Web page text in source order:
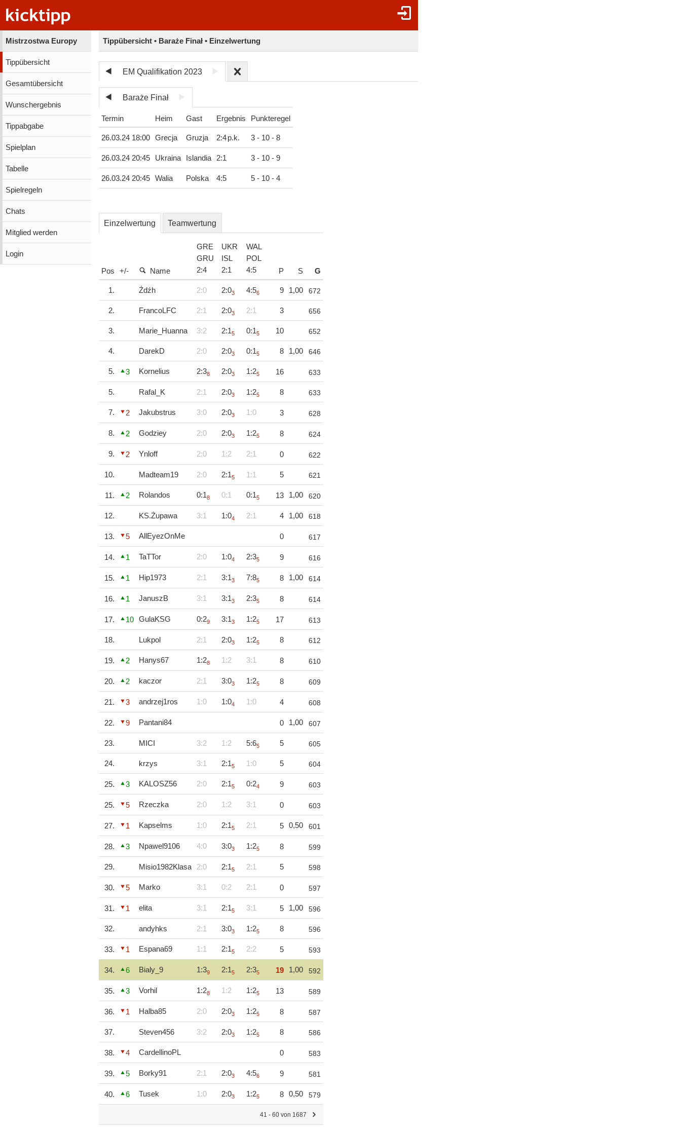
Mistrzostwa Europy
Tippübersicht
Gesamtübersicht
Wunschergebnis
Tippabgabe
Spielplan
Tabelle
Spielregeln
Chats
Mitglied werden
Login
Tippübersicht • Baraże Finał • Einzelwertung
EM Qualifikation 2023
Baraże Finał
Termin Heim Gast Ergebnis Punkteregel
26.03.24 18:00 Grecja Gruzja 2:4 p.k. 3 - 10 - 8
26.03.24 20:45 Ukraina Islandia 2:1 3 - 10 - 9
26.03.24 20:45 Walia Polska 4:5 5 - 10 - 4
Einzelwertung Teamwertung
Pos +/- Name
GRE
GRU
2:4
UKR
ISL
2:1
WAL
POL
4:5 P S G
1. Źdźh 2:0 2:03 4:56 9 1,00 672
2. FrancoLFC 2:1 2:03 2:1 3 656
3. Marie_Huanna 3:2 2:15 0:15 10 652
4. DarekD 2:0 2:03 0:15 8 1,00 646
5. 3 Kornelius 2:38 2:03 1:25 16 633
5. Rafal_K 2:1 2:03 1:25 8 633
7. 2 Jakubstrus 3:0 2:03 1:0 3 628
8. 2 Godziey 2:0 2:03 1:25 8 624
9. 2 Ynloff 2:0 1:2 2:1 0 622
10. Madteam19 2:0 2:15 1:1 5 621
11. 2 Rolandos 0:18 0:1 0:15 13 1,00 620
12. KS.Żupawa 3:1 1:04 2:1 4 1,00 618
13. 5 AllEyezOnMe 0 617
14. 1 TaTTor 2:0 1:04 2:35 9 616
15. 1 Hip1973 2:1 3:13 7:85 8 1,00 614
16. 1 JanuszB 3:1 3:13 2:35 8 614
17. 10 GulaKSG 0:29 3:13 1:25 17 613
18. Lukpol 2:1 2:03 1:25 8 612
19. 2 Hanys67 1:28 1:2 3:1 8 610
20. 2 kaczor 2:1 3:03 1:25 8 609
21. 3 andrzej1ros 1:0 1:04 1:0 4 608
22. 9 Pantani84 0 1,00 607
23. MICI 3:2 1:2 5:65 5 605
24. krzys 3:1 2:15 1:0 5 604
25. 3 KALOSZ56 2:0 2:15 0:24 9 603
25. 5 Rzeczka 2:0 1:2 3:1 0 603
27. 1 Kapselms 1:0 2:15 2:1 5 0,50 601
28. 3 Npawel9106 4:0 3:03 1:25 8 599
29. Misio1982Klasa 2:0 2:15 2:1 5 598
30. 5 Marko 3:1 0:2 2:1 0 597
31. 1 elita 3:1 2:15 3:1 5 1,00 596
32. andyhks 2:1 3:03 1:25 8 596
33. 1 Espana69 1:1 2:15 2:2 5 593
34. 6 Bialy_9 1:39 2:1 5 2:35 19 1,00 592
35. 3 Vorhil 1:28 1:2 1:25 13 589
36. 1 Halba85 2:0 2:03 1:25 8 587
37. Steven456 3:2 2:03 1:25 8 586
38. 4 CardellinoPL 0 583
39. 5 Borky91 2:1 2:03 4:56 9 581
40. 6 Tusek 1:0 2:03 1:25 8 0,50 579
41 - 60 von 1687